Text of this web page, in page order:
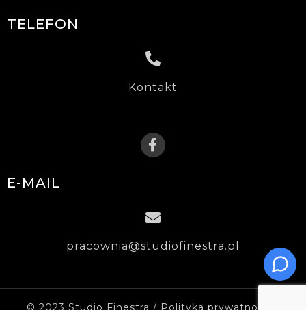
TELEFON
Kontakt
E-MAIL
pracownia@studiofinestra.pl
© 2023 Studio Finestra / Polityka prywatności